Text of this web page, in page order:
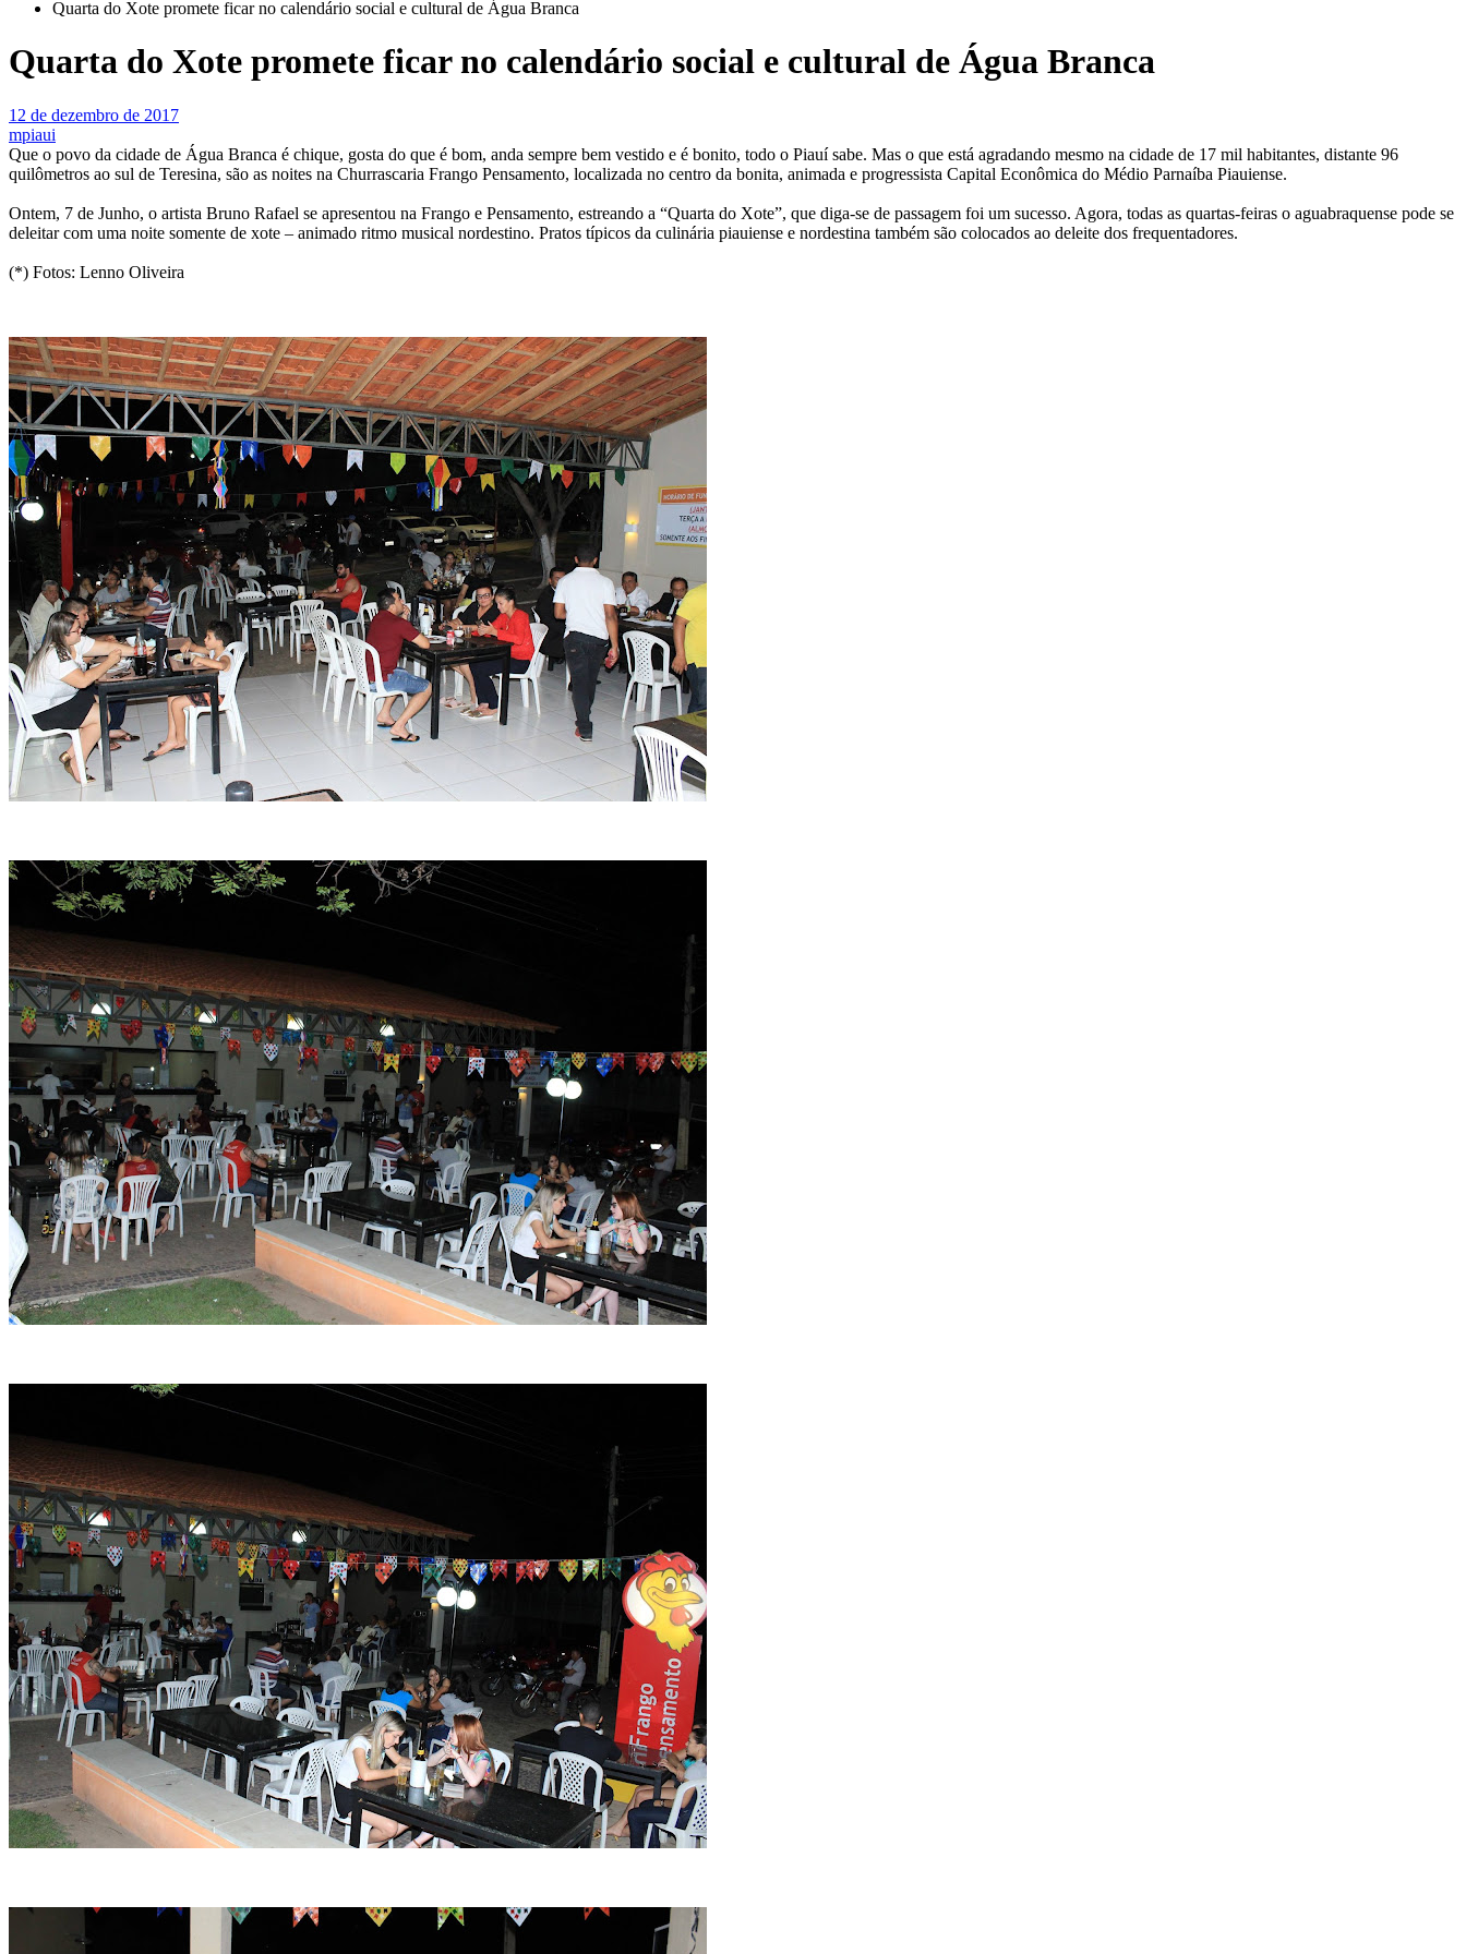
Quarta do Xote promete ficar no calendário social e cultural de Água Branca
Quarta do Xote promete ficar no calendário social e cultural de Água Branca
12 de dezembro de 2017
mpiaui
Que o povo da cidade de Água Branca é chique, gosta do que é bom, anda sempre bem vestido e é bonito, todo o Piauí sabe. Mas o que está agradando mesmo na cidade de 17 mil habitantes, distante 96
quilômetros ao sul de Teresina, são as noites na Churrascaria Frango Pensamento, localizada no centro da bonita, animada e progressista Capital Econômica do Médio Parnaíba Piauiense.
Ontem, 7 de Junho, o artista Bruno Rafael se apresentou na Frango e Pensamento, estreando a “Quarta do Xote”, que diga-se de passagem foi um sucesso. Agora, todas as quartas-feiras o aguabraquense pode se
deleitar com uma noite somente de xote – animado ritmo musical nordestino. Pratos típicos da culinária piauiense e nordestina também são colocados ao deleite dos frequentadores.
(*) Fotos: Lenno Oliveira